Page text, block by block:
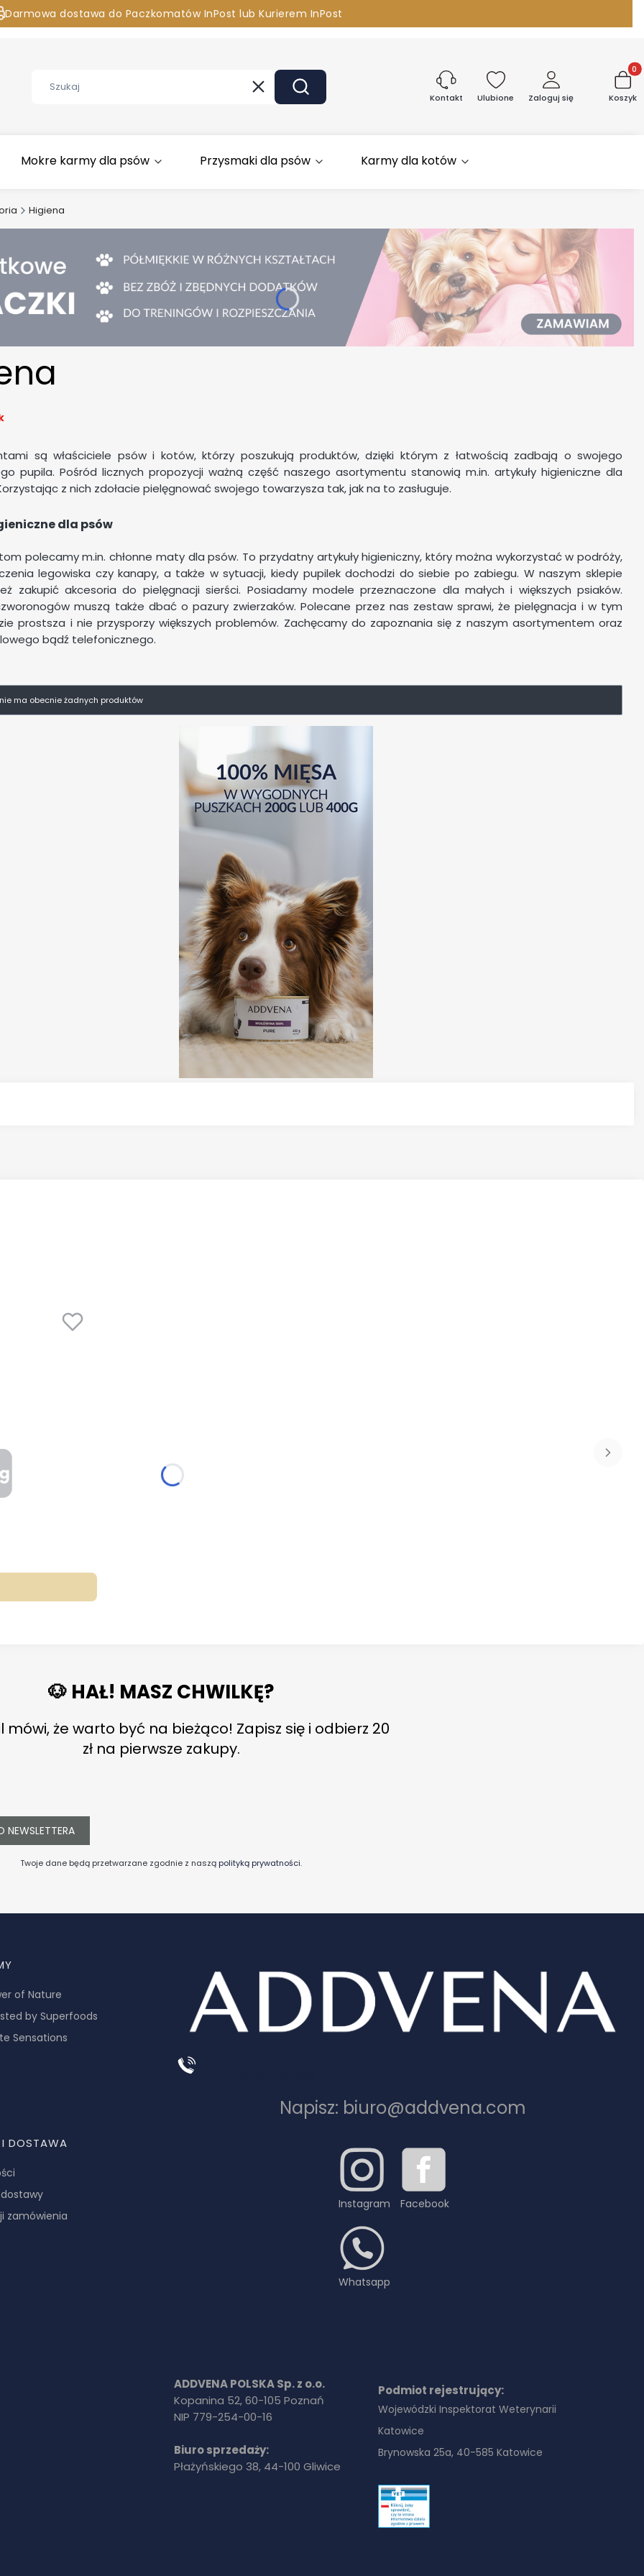
Darmowa dostawa do Paczkomatów InPost lub Kurierem InPost
WyczyśćSzukaj Kontakt Ulubione Zaloguj się Koszyk
Mokre karmy dla psów Przysmaki dla psów Karmy dla kotów
Higiena
są właściciele psów i kotów, którzy poszukują produktów, dzięki którym z łatwością zadbają o swojego
pupila. Pośród licznych propozycji ważną część naszego asortymentu stanowią m.in. artykuły higieniczne dla
z nich zdołacie pielęgnować swojego towarzysza tak, jak na to zasługuje.
dla psów
polecamy m.in. chłonne maty dla psów. To przydatny artykuły higieniczny, który można wykorzystać w podróży,
legowiska czy kanapy, a także w sytuacji, kiedy pupilek dochodzi do siebie po zabiegu. W naszym sklepie
zakupić akcesoria do pielęgnacji sierści. Posiadamy modele przeznaczone dla małych i większych psiaków.
muszą także dbać o pazury zwierzaków. Polecane przez nas zestaw sprawi, że pielęgnacja i w tym
prostsza i nie przysporzy większych problemów. Zachęcamy do zapoznania się z naszym asortymentem oraz
bądź telefonicznego.
ma obecnie żadnych produktów
🐶 HAŁ! MASZ CHWILKĘ?
mówi, że warto być na bieżąco! Zapisz się i odbierz 20
zł na pierwsze zakupy.
NEWSLETTERA
Twoje dane będą przetwarzane zgodnie z naszą polityką prywatności.
of Nature
by Superfoods
Sensations
DOSTAWA
zamówienia
Napisz: biuro@addvena.com
Instagram Facebook
Whatsapp
ADDVENA POLSKA Sp. z o.o.
Kopanina 52, 60-105 Poznań
NIP 779-254-00-16
Biuro sprzedaży:
Płażyńskiego 38, 44-100 Gliwice
Podmiot rejestrujący:
Wojewódzki Inspektorat Weterynarii
Katowice
Brynowska 25a, 40-585 Katowice